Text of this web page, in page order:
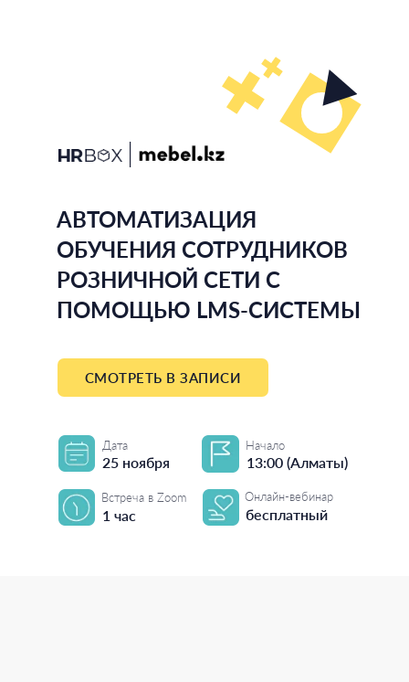
СМОТРЕТЬ В ЗАПИСИ
АВТОМАТИЗАЦИЯ
ОБУЧЕНИЯ СОТРУДНИКОВ
РОЗНИЧНОЙ СЕТИ C
ПОМОЩЬЮ LMS-СИСТЕМЫ
Онлайн-вебинар
бесплатный
Встреча в Zoom
1 час
Дата
25 ноября
Начало
13:00 (Алматы)
|